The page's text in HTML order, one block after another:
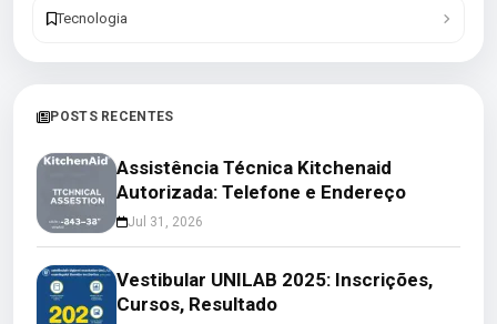
Tecnologia
POSTS RECENTES
Assistência Técnica Kitchenaid
Autorizada: Telefone e Endereço
Jul 31, 2026
Vestibular UNILAB 2025: Inscrições,
Cursos, Resultado